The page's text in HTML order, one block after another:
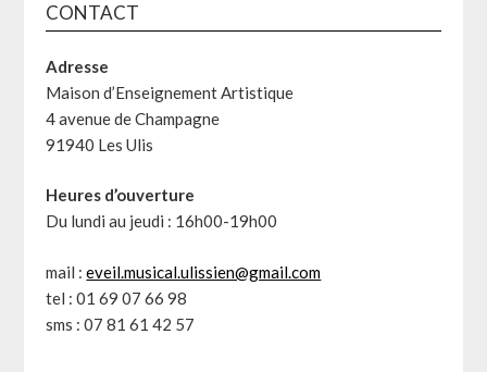
CONTACT
Adresse
Maison d’Enseignement Artistique
4 avenue de Champagne
91940 Les Ulis
Heures d’ouverture
Du lundi au jeudi : 16h00-19h00
mail :eveil.musical.ulissien@gmail.com
tel : 01 69 07 66 98
sms : 07 81 61 42 57